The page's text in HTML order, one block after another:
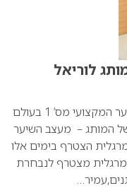
לוריאל
L’ORÉAL PROFESSIONNEL מותג השיער המקצועי מס’ 1 בעולם
המותג – מעצב השיער
הצטרף בימים אלו
מרגלית מצטרף לנבחרת